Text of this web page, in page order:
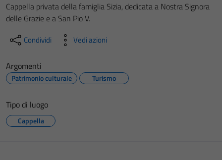
Cappella privata della famiglia Sizia, dedicata a Nostra Signora
delle Grazie e a San Pio V.
Condividi Vedi azioni
Argomenti
Patrimonio culturale Turismo
Tipo di luogo
Cappella